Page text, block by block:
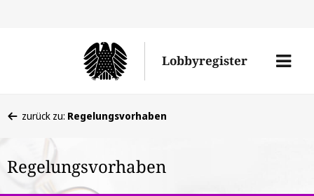
Lobbyregister
Menü
befinden
hier:
zurück zu: Regelungsvorhaben
Regelungsvorhaben